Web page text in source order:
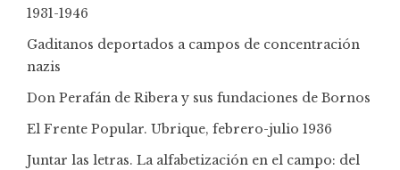
1931-1946
Gaditanos deportados a campos de concentración
nazis
Don Perafán de Ribera y sus fundaciones de Bornos
El Frente Popular. Ubrique, febrero-julio 1936
Juntar las letras. La alfabetización en el campo: del